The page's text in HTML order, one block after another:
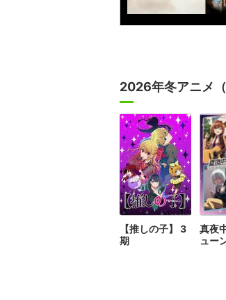
2026年冬アニメ
【推しの子】 3
期
真夜
ュー